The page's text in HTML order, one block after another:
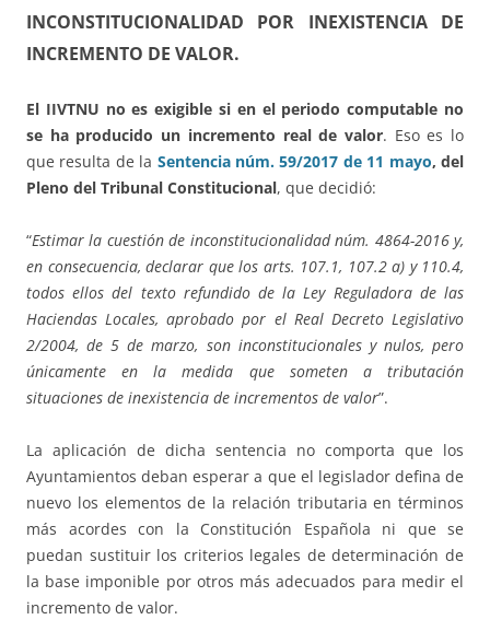
INCONSTITUCIONALIDAD POR INEXISTENCIA DE
INCREMENTO DE VALOR.
El IIVTNU no es exigible si en el periodo computable no
se ha producido un incremento real de valor. Eso es lo
que resulta de la Sentencia núm. 59/2017 de 11 mayo, del
Pleno del Tribunal Constitucional, que decidió:
“Estimar la cuestión de inconstitucionalidad núm. 4864-2016 y,
en consecuencia, declarar que los arts. 107.1, 107.2 a) y 110.4,
todos ellos del texto refundido de la Ley Reguladora de las
Haciendas Locales, aprobado por el Real Decreto Legislativo
2/2004, de 5 de marzo, son inconstitucionales y nulos, pero
únicamente en la medida que someten a tributación
situaciones de inexistencia de incrementos de valor”.
La aplicación de dicha sentencia no comporta que los
Ayuntamientos deban esperar a que el legislador defina de
nuevo los elementos de la relación tributaria en términos
más acordes con la Constitución Española ni que se
puedan sustituir los criterios legales de determinación de
la base imponible por otros más adecuados para medir el
incremento de valor.